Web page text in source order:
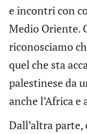
e incontri con
Medio Oriente.
riconosciamo
quel che sta
palestinese da
anche l’Africa
Dall’altra